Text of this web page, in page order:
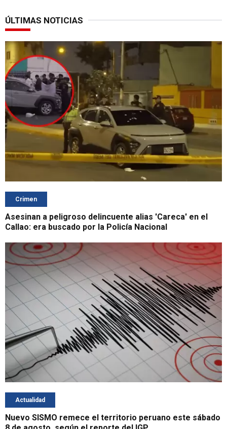
ÚLTIMAS NOTICIAS
Crimen
Asesinan a peligroso delincuente alias 'Careca' en el
Callao: era buscado por la Policía Nacional
Actualidad
Nuevo SISMO remece el territorio peruano este sábado